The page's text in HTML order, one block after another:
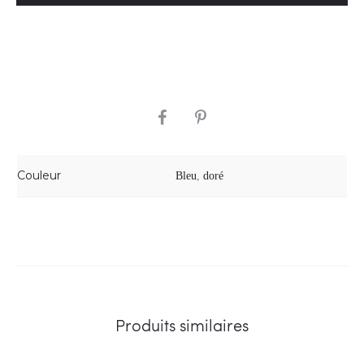
SHARE
Couleur Bleu, doré
Produits similaires